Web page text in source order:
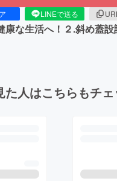
LINEで送る
康な生活へ！２.斜め蓋
た人はこちらもチ